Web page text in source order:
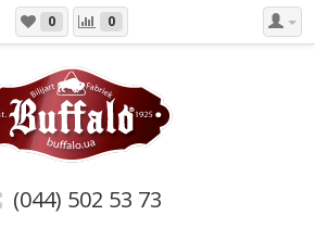
0 0
(044) 502 53 73